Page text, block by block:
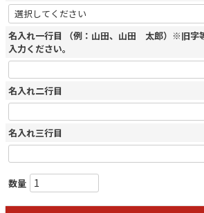
名入れ一行目 （例：山田、山田 太郎）※旧字
入力ください。
名入れ二行目
名入れ三行目